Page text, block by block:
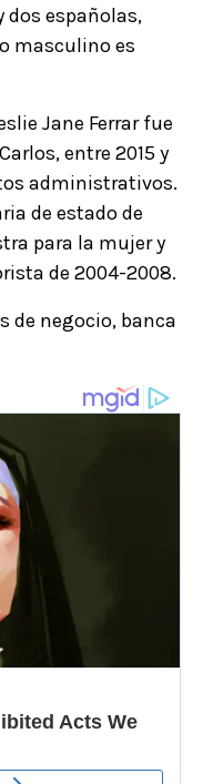
dos españolas,
masculino es
Jane Ferrar fue
entre 2015 y
administrativos.
de estado de
para la mujer y
de 2004-2008.
de negocio, banca